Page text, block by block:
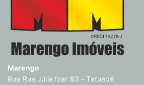
Marengo
Rua Rua Júlia Izar 83 - Tatuapé